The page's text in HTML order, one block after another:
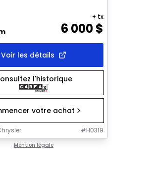
6 000$
+ tx
Voir les détails
l'historique
votre achat
#H0319
Mention légale